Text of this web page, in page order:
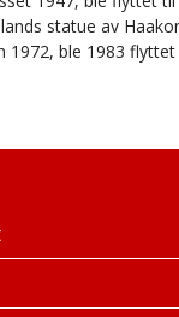
statue av
1972, ble 1983